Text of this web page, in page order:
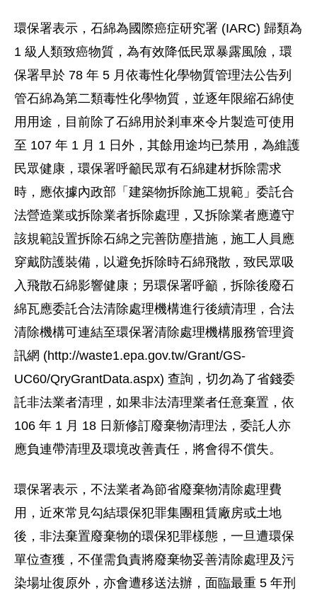
環保署表示，石綿為國際癌症研究署 (IARC) 歸類為
1 級人類致癌物質，為有效降低民眾暴露風險，環
保署早於 78 年 5 月依毒性化學物質管理法公告列
管石綿為第二類毒性化學物質，並逐年限縮石綿使
用用途，目前除了石綿用於剎車來令片製造可使用
至 107 年 1 月 1 日外，其餘用途均已禁用，為維護
民眾健康，環保署呼籲民眾有石綿建材拆除需求
時，應依據內政部「建築物拆除施工規範」委託合
法營造業或拆除業者拆除處理，又拆除業者應遵守
該規範設置拆除石綿之完善防塵措施，施工人員應
穿戴防護裝備，以避免拆除時石綿飛散，致民眾吸
入飛散石綿影響健康；另環保署呼籲，拆除後廢石
綿瓦應委託合法清除處理機構進行後續清理，合法
清除機構可連結至環保署清除處理機構服務管理資
訊網 (http://waste1.epa.gov.tw/Grant/GS-
UC60/QryGrantData.aspx) 查詢，切勿為了省錢委
託非法業者清理，如果非法清理業者任意棄置，依
106 年 1 月 18 日新修訂廢棄物清理法，委託人亦
應負連帶清理及環境改善責任，將會得不償失。
環保署表示，不法業者為節省廢棄物清除處理費
用，近來常見勾結環保犯罪集團租賃廠房或土地
後，非法棄置廢棄物的環保犯罪樣態，一旦遭環保
單位查獲，不僅需負責將廢棄物妥善清除處理及污
染場址復原外，亦會遭移送法辦，面臨最重 5 年刑